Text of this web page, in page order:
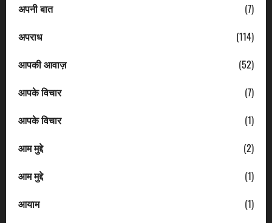
अपनी बात
(7)
अपराध
(114)
आपकी आवाज़
(52)
आपके विचार
(7)
आपके विचार
(1)
आम मुद्दे
(2)
आम मुद्दे
(1)
आयाम
(1)